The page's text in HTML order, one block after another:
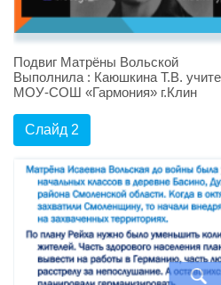
Подвиг Матрёны Вольской
Выполнила : Каюшкина Т.В.
МОУ-СОШ «Гармония» г.Клин
Слайд 2